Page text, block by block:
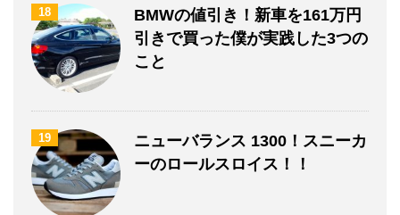
18
BMWの値引き！新車を161万円
引きで買った僕が実践した3つの
こと
19
ニューバランス 1300！スニーカ
ーのロールスロイス！！